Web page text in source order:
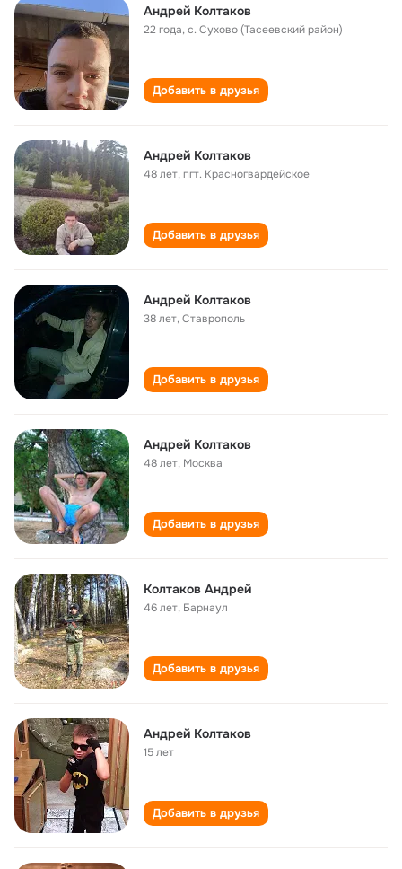
Андрей Колтаков
22 года,с. Сухово (Тасеевский район)
Добавить в друзья
Андрей Колтаков
48 лет,пгт. Красногвардейское
Добавить в друзья
Андрей Колтаков
38 лет,Ставрополь
Добавить в друзья
Андрей Колтаков
48 лет, Москва
Добавить в друзья
Колтаков Андрей
46 лет, Барнаул
Добавить в друзья
Андрей Колтаков
15 лет
Добавить в друзья